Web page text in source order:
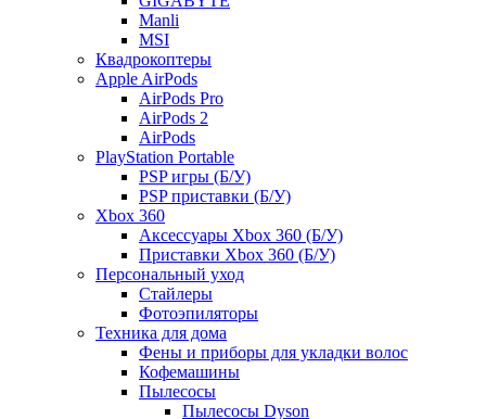
Manli
MSI
Квадрокоптеры
Apple AirPods
AirPods Pro
AirPods 2
AirPods
PlayStation Portable
PSP игры (Б/У)
PSP приставки (Б/У)
Xbox 360
Аксессуары Xbox 360 (Б/У)
Приставки Xbox 360 (Б/У)
Персональный уход
Стайлеры
Фотоэпиляторы
Техника для дома
Фены и приборы для укладки волос
Кофемашины
Пылесосы
Пылесосы Dyson